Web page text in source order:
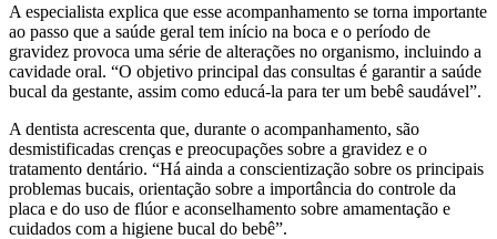
A especialista explica que esse acompanhamento se torna importante
ao passo que a saúde geral tem início na boca e o período de
gravidez provoca uma série de alterações no organismo, incluindo a
cavidade oral. “O objetivo principal das consultas é garantir a saúde
bucal da gestante, assim como educá-la para ter um bebê saudável”.
A dentista acrescenta que, durante o acompanhamento, são
desmistificadas crenças e preocupações sobre a gravidez e o
tratamento dentário. “Há ainda a conscientização sobre os principais
problemas bucais, orientação sobre a importância do controle da
placa e do uso de flúor e aconselhamento sobre amamentação e
cuidados com a higiene bucal do bebê”.